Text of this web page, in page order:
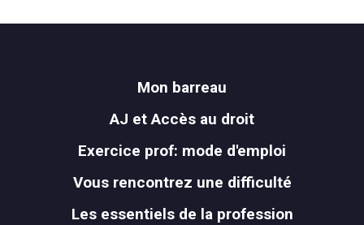
Mon barreau
AJ et Accès au droit
Exercice prof: mode d'emploi
Vous rencontrez une difficulté
Les essentiels de la profession